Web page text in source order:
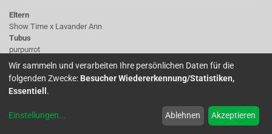
Eltern
Show Time x Lavander Ann
Tubus
purpurrot
Sepalen
horizontal aufgebogen mit grünen Spitzen
Korolle/Petalen
dunkleres Purpurrot Petaloiden in gleicher Farbe, ist halbgefüllt bis gefüllt,
Staubgefäße
Wir sammeln und verarbeiten Ihre persönlichen Daten für die
folgenden Zwecke: Besucher Wiedererkennung/Statistiken,
Essentiell .
Einstellungen... Ablehnen Akzeptieren